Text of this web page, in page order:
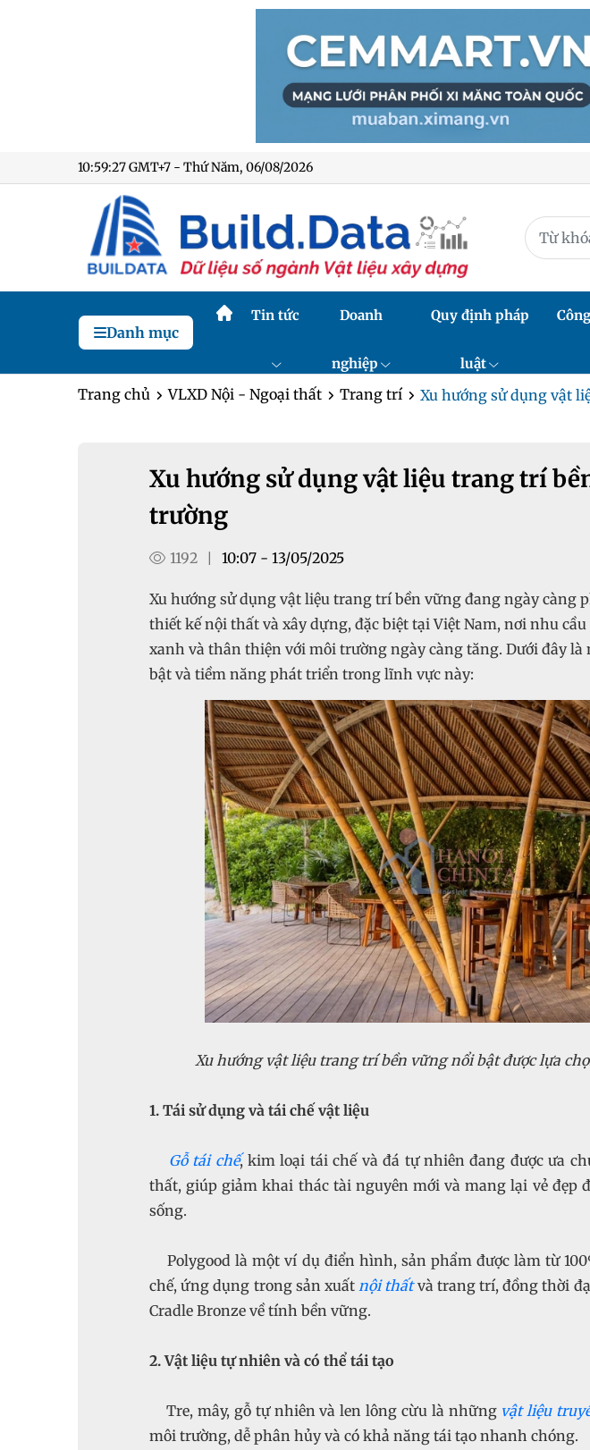
10:59:28 GMT+7 - Thứ Năm, 06/08/2026
Danh mục
Tin tức Doanh
nghiệp
Quy định pháp
luật
Trang chủ VLXD Nội - Ngoại thất Trang trí Xu hướng sử dụng vật
Xu hướng sử dụng vật liệu trang trí
trường
1192 10:07 - 13/05/2025
Xu hướng sử dụng vật liệu trang trí bền vững đang ngày càng
thiết kế nội thất và xây dựng, đặc biệt tại Việt Nam, nơi nhu
xanh và thân thiện với môi trường ngày càng tăng. Dưới đây
bật và tiềm năng phát triển trong lĩnh vực này:
Xu hướng vật liệu trang trí bền vững nổi bật được lựa
1. Tái sử dụng và tái chế vật liệu
Gỗ tái chế, kim loại tái chế và đá tự nhiên đang được ưa
thất, giúp giảm khai thác tài nguyên mới và mang lại vẻ đẹp
sống.
Polygood là một ví dụ điển hình, sản phẩm được làm từ
chế, ứng dụng trong sản xuấtnội thấtvà trang trí, đồng thời
Cradle Bronze về tính bền vững.
2. Vật liệu tự nhiên và có thể tái tạo
Tre, mây, gỗ tự nhiên và len lông cừu là những vật liệu
môi trường, dễ phân hủy và có khả năng tái tạo nhanh chóng.